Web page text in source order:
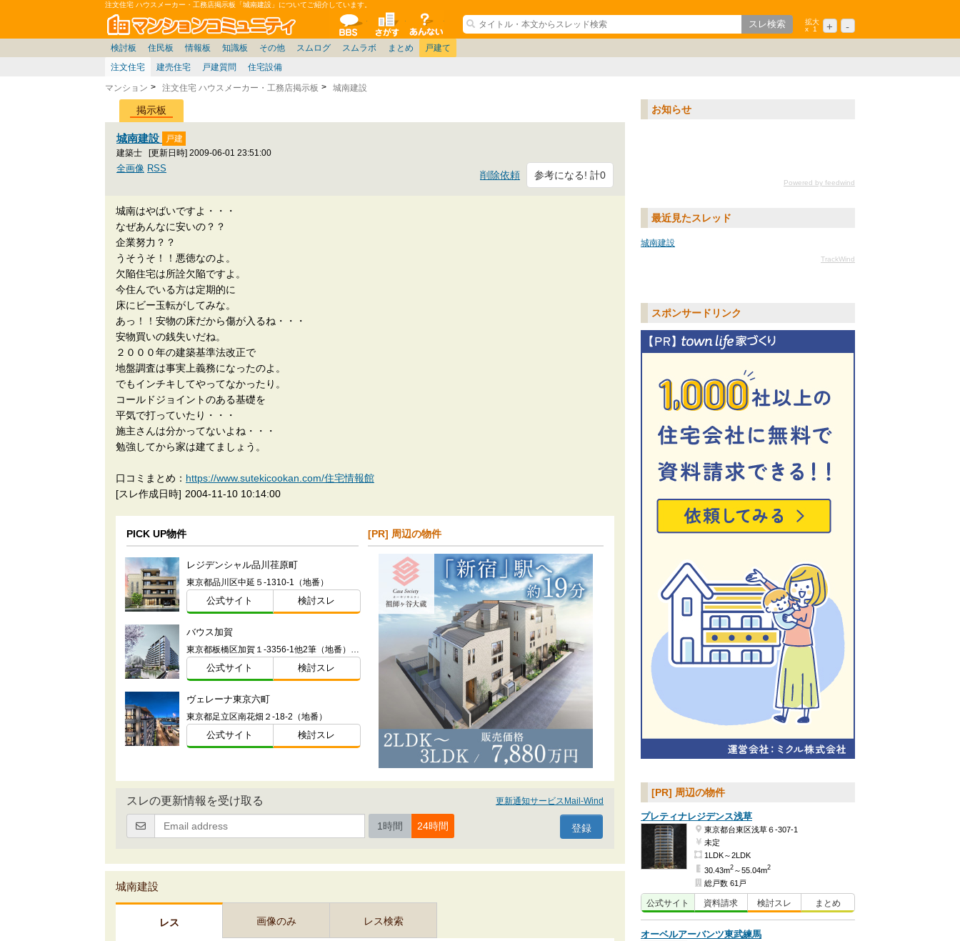
注文住宅 ハウスメーカー・工務店掲示板「城南建設」についてご紹介しています。
マンションコミュニティ
全掲示板 物件検索 サイトについて
拡大
x
1 + -
検討板
東京23区 東京市部 神奈川/横浜 千葉 埼玉 茨城 札幌 仙台/新潟/東北 名古屋/東海
住民板
東京 神奈川 埼玉/千葉/関東 札幌/東北/北陸/信越 名古屋/東海 大阪/兵庫/京都/関西
情報板
価格表 スムログ出張所 暮らしやすさ評価 見学記
知識板
住宅ローン デベ/ゼネコン マンション雑談 マンション質問 住宅質問 管理会社/組合
その他
雑談 賃貸 移住相談 リゾート 広告 バトル 家具 ニュース 個人取引 政治
スムログ
お便り返し 座談会/対談 ブロガーの本音 マンション管理 ノウハウ 東京都 神奈川県
スムラボ
関東 中部 近畿 北海道 東北 中国 九州 その他 まとめ
東京都 神奈川県 千葉県 埼玉県 愛知県 大阪府 兵庫県 福岡県
戸建て
注文住宅
建売住宅 戸建質問 住宅設備
マンション 注文住宅 ハウスメーカー・工務店掲示板 城南建設
掲示板
城南建設
建築士 [更新日時] 2009-06-01 23:51:00
削除依頼 参考になる! 計0
全画像 RSS
城南はやばいですよ・・・
なぜあんなに安いの？？
企業努力？？
うそうそ！！悪徳なのよ。
欠陥住宅は所詮欠陥ですよ。
今住んでいる方は定期的に
床にビー玉転がしてみな。
あっ！！安物の床だから傷が入るね・・・
安物買いの銭失いだね。
２０００年の建築基準法改正で
地盤調査は事実上義務になったのよ。
でもインチキしてやってなかったり。
コールドジョイントのある基礎を
平気で打っていたり・・・
施主さんは分かってないよね・・・
勉強してから家は建てましょう。
口コミまとめ： https://www.sutekicookan.com/住宅情報館
[スレ作成日時] 2004-11-10 10:14:00
PICK UP物件
レジデンシャル品川荏原町
東京都品川区中延５-1310-1（地番）
公式サイト 検討スレ
バウス加賀
東京都板橋区加賀１-3356-1他2筆（地番）ほか
公式サイト 検討スレ
ヴェレーナ東京六町
東京都足立区南花畑２-18-2（地番）
公式サイト 検討スレ
[PR] 周辺の物件
スレの更新情報を受け取る 更新通知サービスMail-Wind
1時間 24時間
城南建設
レス 画像のみ レス検索
お知らせ
Powered by feedwind
最近見たスレッド
城南建設
TrackWind
スポンサードリンク
[PR] 周辺の物件
プレティナレジデンス浅草
東京都台東区浅草６-307-1
未定
1LDK～2LDK
30.43m2 ～55.04m2
総戸数 61戸
公式サイト 資料請求 検討スレ まとめ
オーベルアーバンツ東武練馬